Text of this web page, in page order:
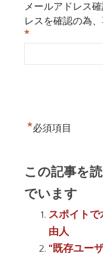
メールアドレス
レスを確認の為
*
*必須項目
この記事を
でいます
スポイト
由人
“既存ユー